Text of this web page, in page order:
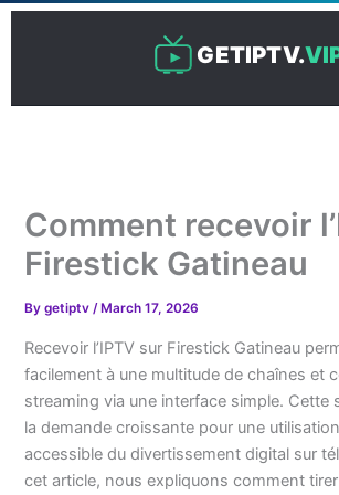
Skip
GETIPTV.
Comment recevoir
Firestick Gatineau
Bygetiptv/ March 17, 2026
Recevoir l’IPTV sur Firestick Gatineau
facilement à une multitude de chaînes et
streaming via une interface simple. Cette
la demande croissante pour une
accessible du divertissement digital sur
cet article, nous expliquons comment